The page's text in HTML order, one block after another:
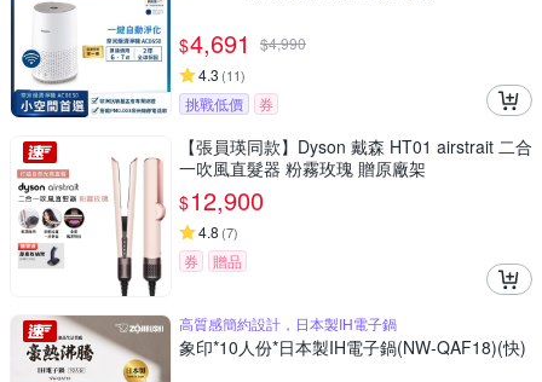
$4,691 $4,990
4.3 (11)
挑戰低價 券
【張員瑛同款】Dyson 戴森 HT01 airstrait 二合
一吹風直髮器 粉霧玫瑰 贈原廠架
$12,900
4.8 (7)
券 贈品
高質感簡約設計，日本製IH電子鍋
象印*10人份*日本製IH電子鍋(NW-QAF18)(快)